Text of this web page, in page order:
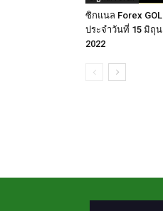
ซิกแนล Forex
ประจำวันที่ 15 มิถุ
2022